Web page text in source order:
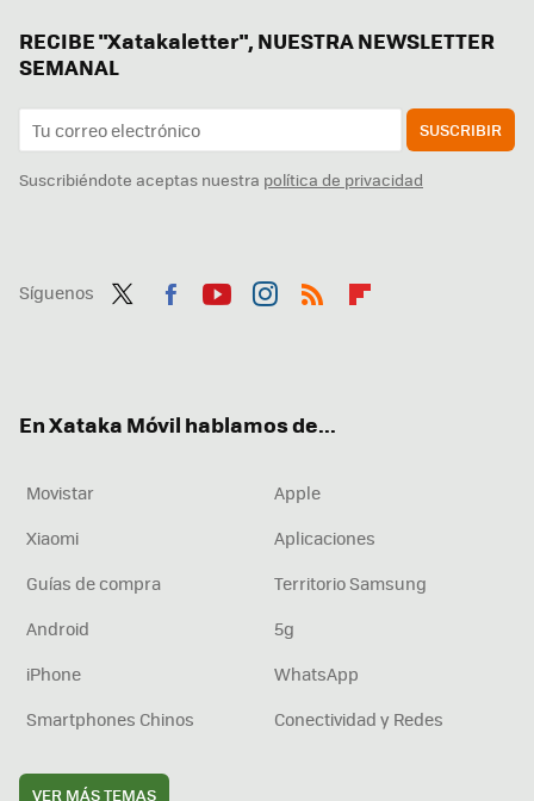
RECIBE "Xatakaletter", NUESTRA NEWSLETTER
SEMANAL
SUSCRIBIR
Suscribiéndote aceptas nuestra política de privacidad
Síguenos
En Xataka Móvil hablamos de...
Movistar
Apple
Xiaomi
Aplicaciones
Guías de compra
Territorio Samsung
Android
5g
iPhone
WhatsApp
Smartphones Chinos
Conectividad y Redes
VER MÁS TEMAS